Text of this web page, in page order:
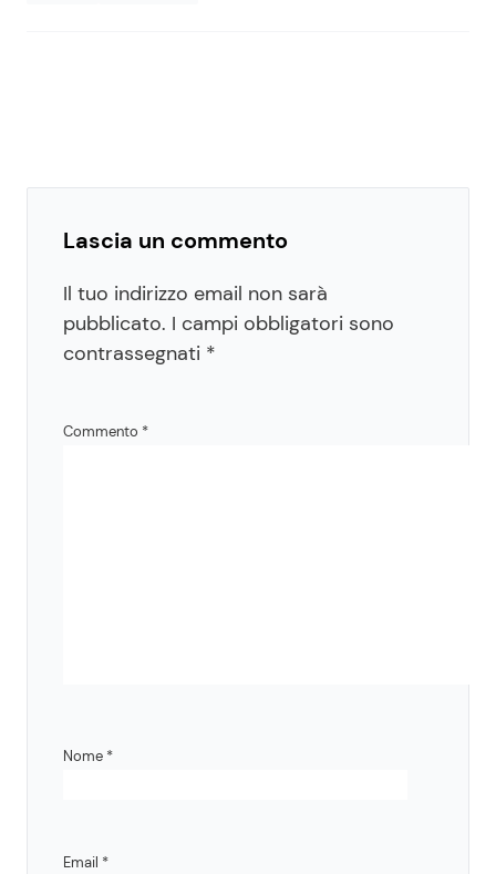
Lascia un commento
Il tuo indirizzo email non sarà
pubblicato. I campi obbligatori sono
contrassegnati *
Commento *
Nome *
Email *